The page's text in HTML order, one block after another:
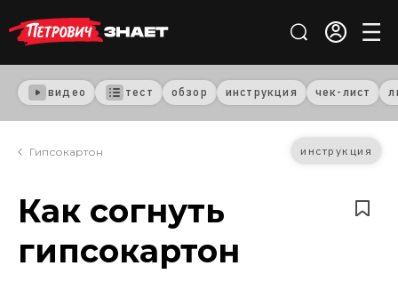
видео тест обзор инструкция чек-лист
Гипсокартон инструкция
Как согнуть
гипсокартон